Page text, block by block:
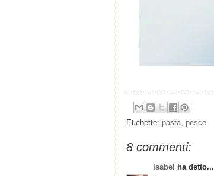
Etichette: pasta, pesce
8 commenti:
Isabel
ha detto...